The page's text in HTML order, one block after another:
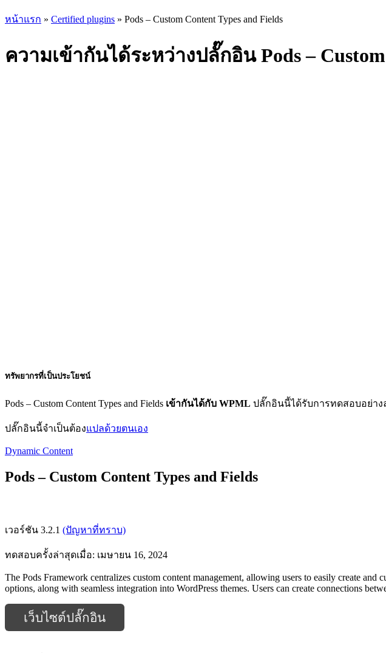
หน้าแรก » Certified plugins » Pods – Custom Content Types and Fields
ความเข้ากันได้ระหว่างปลั๊กอิน Pods –
ทรัพยากรที่เป็นประโยชน์
Pods – Custom Content Types and Fields เข้ากันได้กับ WPML ปลั๊กอินนี้ได้รับการทดสอบอย่า
ปลั๊กอินนี้จำเป็นต้องแปลด้วยตนเอง
Dynamic Content
Pods – Custom Content Types and Fields
เวอร์ชัน 3.2.1 (ปัญหาที่ทราบ)
ทดสอบครั้งล่าสุดเมื่อ: เมษายน 16, 2024
The Pods Framework centralizes custom content management, allowing users to easily create
options, along with seamless integration into WordPress themes. Users can create connections
เว็บไซต์ปลั๊กอิน